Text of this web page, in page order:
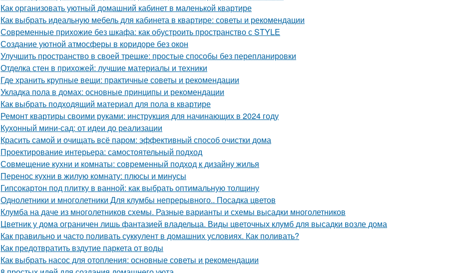
Как организовать уютный домашний кабинет в маленькой квартире
Как выбрать идеальную мебель для кабинета в квартире: советы и рекомендации
Современные прихожие без шкафа: как обустроить пространство с STYLE
Создание уютной атмосферы в коридоре без окон
Улучшить пространство в своей трешке: простые способы без перепланировки
Отделка стен в прихожей: лучшие материалы и техники
Где хранить крупные вещи: практичные советы и рекомендации
Укладка пола в домах: основные принципы и рекомендации
Как выбрать подходящий материал для пола в квартире
Ремонт квартиры своими руками: инструкция для начинающих в 2024 году
Кухонный мини-сад: от идеи до реализации
Красить самой и очищать всё паром: эффективный способ очистки дома
Проектирование интерьера: самостоятельный подход
Совмещение кухни и комнаты: современный подход к дизайну жилья
Перенос кухни в жилую комнату: плюсы и минусы
Гипсокартон под плитку в ванной: как выбрать оптимальную толщину
Однолетники и многолетники Для клумбы непрерывного.. Посадка цветов
Клумба на даче из многолетников схемы. Разные варианты и схемы высадки многолетников
Цветник у дома ограничен лишь фантазией владельца. Виды цветочных клумб для высадки возле дома
Как правильно и часто поливать суккулент в домашних условиях. Как поливать?
Как предотвратить вздутие паркета от воды
Как выбрать насос для отопления: основные советы и рекомендации